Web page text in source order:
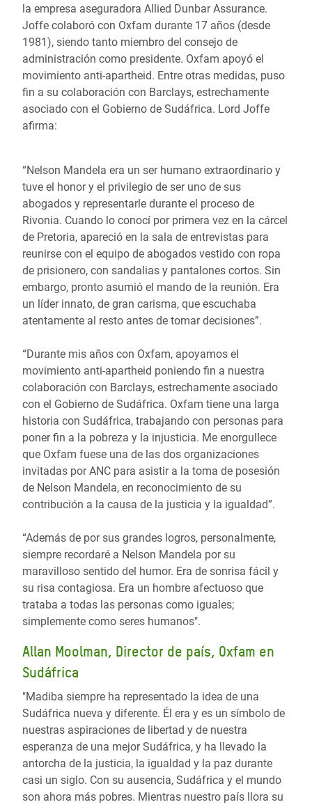
la empresa aseguradora Allied Dunbar Assurance.
Joffe colaboró con Oxfam durante 17 años (desde
1981), siendo tanto miembro del consejo de
administración como presidente. Oxfam apoyó el
movimiento anti-apartheid. Entre otras medidas, puso
fin a su colaboración con Barclays, estrechamente
asociado con el Gobierno de Sudáfrica. Lord Joffe
afirma:
“Nelson Mandela era un ser humano extraordinario y
tuve el honor y el privilegio de ser uno de sus
abogados y representarle durante el proceso de
Rivonia. Cuando lo conocí por primera vez en la cárcel
de Pretoria, apareció en la sala de entrevistas para
reunirse con el equipo de abogados vestido con ropa
de prisionero, con sandalias y pantalones cortos. Sin
embargo, pronto asumió el mando de la reunión. Era
un líder innato, de gran carisma, que escuchaba
atentamente al resto antes de tomar decisiones”.
“Durante mis años con Oxfam, apoyamos el
movimiento anti-apartheid poniendo fin a nuestra
colaboración con Barclays, estrechamente asociado
con el Gobierno de Sudáfrica. Oxfam tiene una larga
historia con Sudáfrica, trabajando con personas para
poner fin a la pobreza y la injusticia. Me enorgullece
que Oxfam fuese una de las dos organizaciones
invitadas por ANC para asistir a la toma de posesión
de Nelson Mandela, en reconocimiento de su
contribución a la causa de la justicia y la igualdad”.
“Además de por sus grandes logros, personalmente,
siempre recordaré a Nelson Mandela por su
maravilloso sentido del humor. Era de sonrisa fácil y
su risa contagiosa. Era un hombre afectuoso que
trataba a todas las personas como iguales;
simplemente como seres humanos".
Allan Moolman, Director de país, Oxfam en
Sudáfrica
"Madiba siempre ha representado la idea de una
Sudáfrica nueva y diferente. Él era y es un símbolo de
nuestras aspiraciones de libertad y de nuestra
esperanza de una mejor Sudáfrica, y ha llevado la
antorcha de la justicia, la igualdad y la paz durante
casi un siglo. Con su ausencia, Sudáfrica y el mundo
son ahora más pobres. Mientras nuestro país llora su